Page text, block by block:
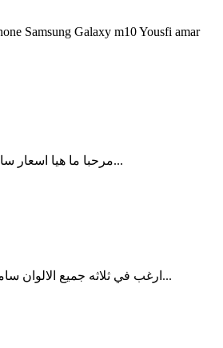
Samsung Galaxy m10 Yousfi amar
مرحبا ما هيا اسعار سامسونج نوت 10 برو...
ارغب في ثلاثه جميع الالوان سامسونج نوت 5 دوس...